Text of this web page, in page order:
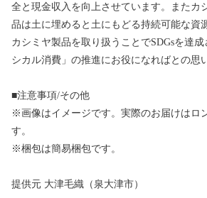
全と現金収入を向上させています。またカ
品は土に埋めると土にもどる持続可能な資
カシミヤ製品を取り扱うことでSDGsを達
シカル消費」の推進にお役になればとの思
■注意事項/その他
※画像はイメージです。実際のお届けはロ
す。
※梱包は簡易梱包です。
提供元 大津毛織（泉大津市）